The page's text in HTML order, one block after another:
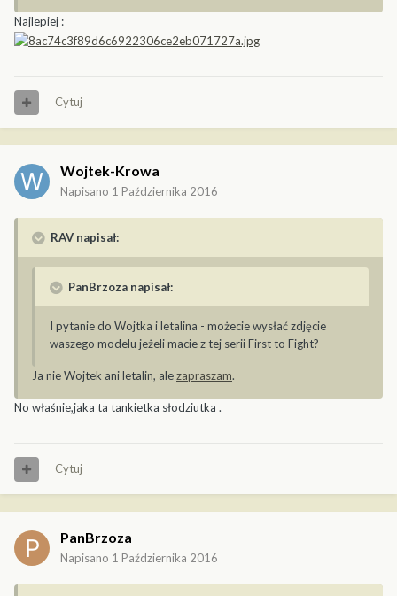
Najlepiej :
Cytuj
Wojtek-Krowa
Napisano 1 Października 2016
RAV napisał:
PanBrzoza napisał:
I pytanie do Wojtka i letalina - możecie wysłać zdjęcie
waszego modelu jeżeli macie z tej serii First to Fight?
Ja nie Wojtek ani letalin, alezapraszam.
No właśnie,jaka ta tankietka słodziutka .
Cytuj
PanBrzoza
Napisano 1 Października 2016